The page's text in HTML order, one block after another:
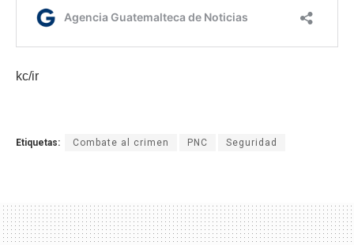
kc/ir
Etiquetas: Combate al crimen PNC Seguridad